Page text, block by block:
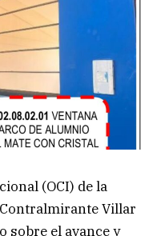
(OCI) de la
Villar
el avance y